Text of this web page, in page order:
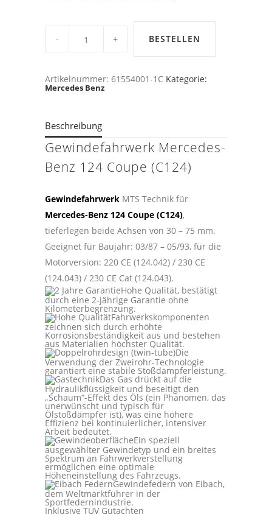
Gewindefahrwerk
Coupe
(C124)
BESTELLEN
Artikelnummer: 61554001-1C Kategorie:
Mercedes Benz
Beschreibung
Gewindefahrwerk Mercedes-
Benz 124 Coupe (C124)
Gewindefahrwerk MTS Technik für
Mercedes-Benz 124 Coupe (C124),
tieferlegen beide Achsen von 30 – 75 mm.
Geeignet für Baujahr: 03/87 – 05/93, für die
Motorversion: 220 CE (124.042) / 230 CE
(124.043) / 230 CE Cat (124.043).
Hohe Qualität, bestätigt
durch eine 2-jährige Garantie ohne
Kilometerbegrenzung.
Fahrwerkskomponenten
zeichnen sich durch erhöhte
Korrosionsbeständigkeit aus und bestehen
aus Materialien höchster Qualität.
Die
Verwendung der Zweirohr-Technologie
garantiert eine stabile Stoßdämpferleistung.
Das Gas drückt auf die
Hydraulikflüssigkeit und beseitigt den
„Schaum“-Effekt des Öls (ein Phänomen, das
unerwünscht und typisch für
Ölstoßdämpfer ist), was eine höhere
Effizienz bei kontinuierlicher, intensiver
Arbeit bedeutet.
Ein speziell
ausgewählter Gewindetyp und ein breites
Spektrum an Fahrwerkverstellung
ermöglichen eine optimale
Höheneinstellung des Fahrzeugs.
Gewindefedern von Eibach,
dem Weltmarktführer in der
Sportfedernindustrie.
Inklusive TÜV Gutachten